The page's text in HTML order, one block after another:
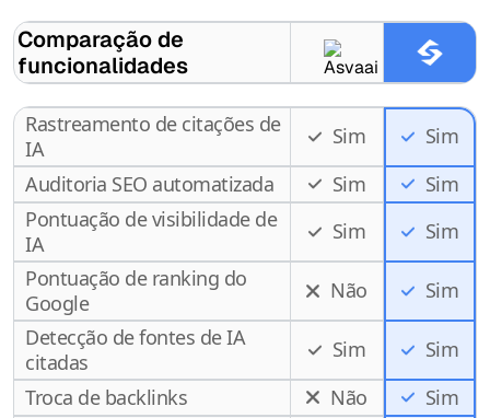
Comparação de
funcionalidades
Rastreamento de citações de
IA
Sim
Sim
Auditoria SEO automatizada
Sim
Sim
Pontuação de visibilidade de
IA
Sim
Sim
Pontuação de ranking do
Google
Não
Sim
Detecção de fontes de IA
citadas
Sim
Sim
Troca de backlinks
Não
Sim